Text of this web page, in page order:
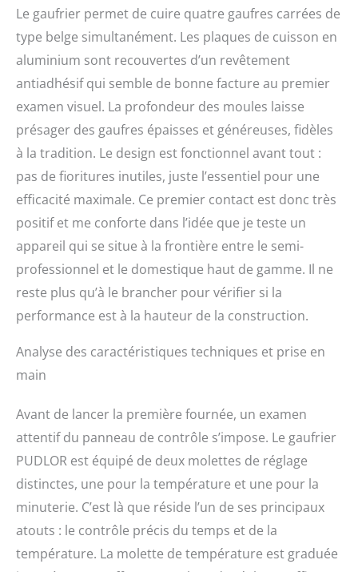
assure la dissipation de
la chaleur. Large
application : gaufres
carrées, douces à
l'intérieur et
croustillantes à
l'extérieur avec un goût
particulier, un arrière-
odeur séduisante.
Chocolat, bonbons et
autres décorations
librement pour ajouter
du goût aux gaufres
chaudes. Un bon choix
pour les boulangeries,
restaurants, kiosques,
cantines, etc.
Le gaufrier permet de cuire quatre gaufres carrées de
type belge simultanément. Les plaques de cuisson en
aluminium sont recouvertes d’un revêtement
antiadhésif qui semble de bonne facture au premier
examen visuel. La profondeur des moules laisse
présager des gaufres épaisses et généreuses, fidèles
à la tradition. Le design est fonctionnel avant tout :
pas de fioritures inutiles, juste l’essentiel pour une
efficacité maximale. Ce premier contact est donc très
positif et me conforte dans l’idée que je teste un
appareil qui se situe à la frontière entre le semi-
professionnel et le domestique haut de gamme. Il ne
reste plus qu’à le brancher pour vérifier si la
performance est à la hauteur de la construction.
Analyse des caractéristiques techniques et prise en
main
Avant de lancer la première fournée, un examen
attentif du panneau de contrôle s’impose. Le gaufrier
PUDLOR est équipé de deux molettes de réglage
distinctes, une pour la température et une pour la
minuterie. C’est là que réside l’un de ses principaux
atouts : le contrôle précis du temps et de la
température. La molette de température est graduée